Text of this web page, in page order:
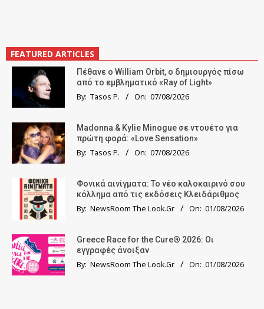
FEATURED ARTICLES
Πέθανε ο William Orbit, ο δημιουργός πίσω
από το εμβληματικό «Ray of Light»
By: Tasos P. On: 07/08/2026
Madonna & Kylie Minogue σε ντουέτο για
πρώτη φορά: «Love Sensation»
By: Tasos P. On: 07/08/2026
Φονικά αινίγματα: Το νέο καλοκαιρινό σου
κόλλημα από τις εκδόσεις Κλειδάριθμος
By: NewsRoom The Look.Gr On: 01/08/2026
Greece Race for the Cure® 2026: Οι
εγγραφές άνοιξαν
By: NewsRoom The Look.Gr On: 01/08/2026